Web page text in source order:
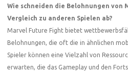
Wie schneiden die Belohnungen von
Vergleich zu anderen Spielen ab?
Marvel Future Fight bietet
Belohnungen, die oft die in ähnlichen
Spieler können eine Vielzahl von
erwarten, die das Gameplay und den